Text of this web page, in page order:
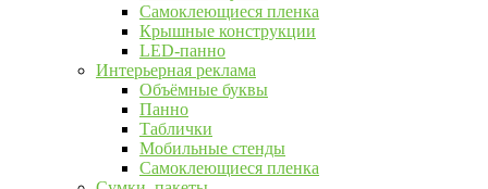
Самоклеющиеся пленка
Крышные конструкции
LED-панно
Интерьерная реклама
Объёмные буквы
Панно
Таблички
Мобильные стенды
Самоклеющиеся пленка